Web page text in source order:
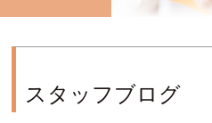
スタッフブログ